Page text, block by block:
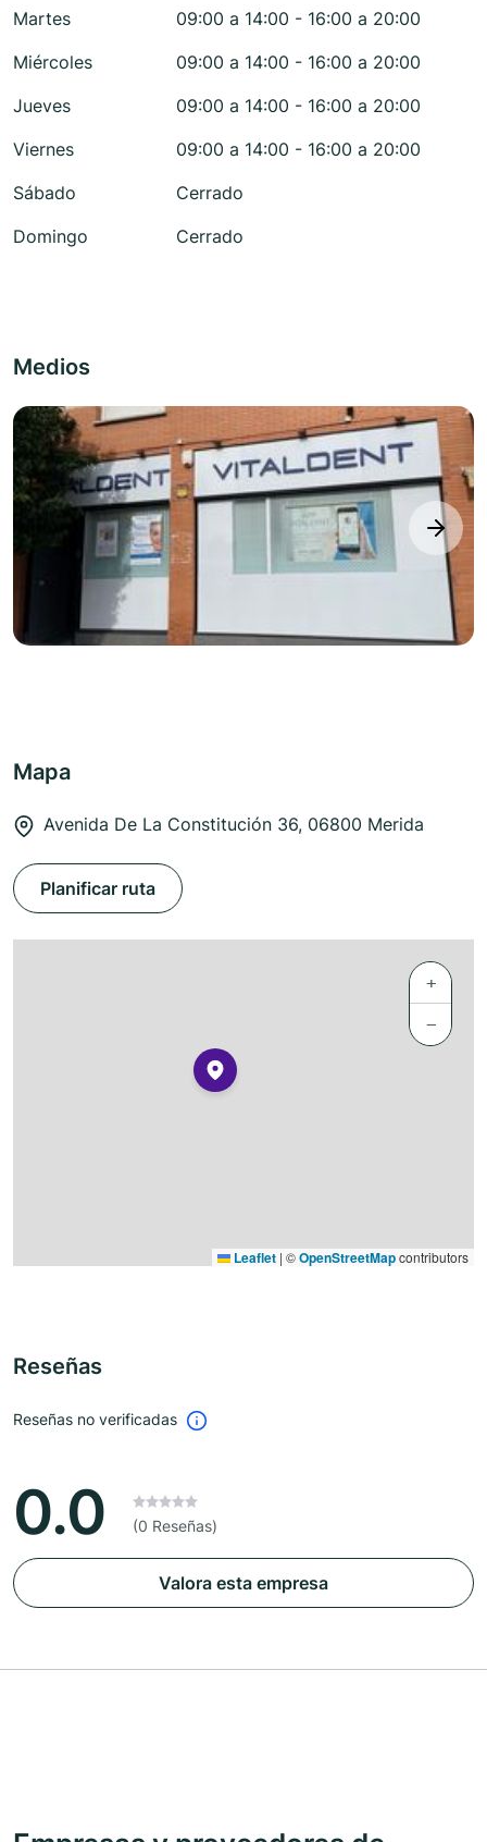
Martes
09:00 a 14:00 - 16:00 a 20:00
Miércoles
09:00 a 14:00 - 16:00 a 20:00
Jueves
09:00 a 14:00 - 16:00 a 20:00
Viernes
09:00 a 14:00 - 16:00 a 20:00
Sábado
Cerrado
Domingo
Cerrado
Medios
next
Mapa
Avenida De La Constitución 36, 06800 Merida
Planificar ruta
+
−
Leaflet | ©OpenStreetMapcontributors
Reseñas
Reseñas no verificadas
0.0 (0 Reseñas)
Valora esta empresa